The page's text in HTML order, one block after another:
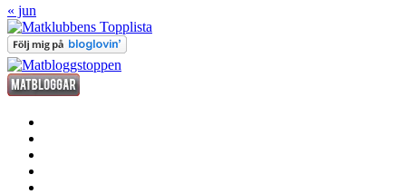
« jun